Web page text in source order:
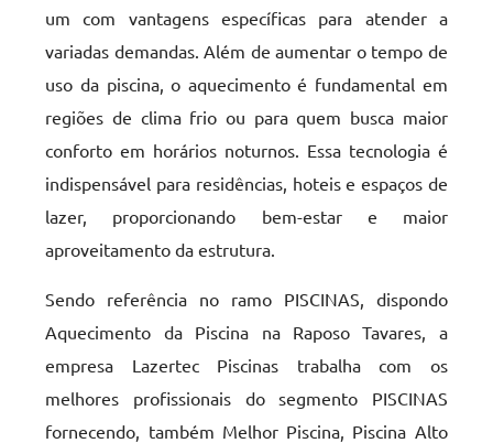
um com vantagens específicas para atender a
variadas demandas. Além de aumentar o tempo de
uso da piscina, o aquecimento é fundamental em
regiões de clima frio ou para quem busca maior
conforto em horários noturnos. Essa tecnologia é
indispensável para residências, hoteis e espaços de
lazer, proporcionando bem-estar e maior
aproveitamento da estrutura.
Sendo referência no ramo PISCINAS, dispondo
Aquecimento da Piscina na Raposo Tavares, a
empresa Lazertec Piscinas trabalha com os
melhores profissionais do segmento PISCINAS
fornecendo, também Melhor Piscina, Piscina Alto